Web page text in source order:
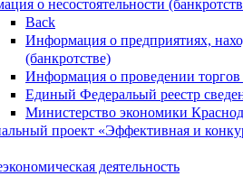
о несостоятельности
Back
Информация о предприятиях,
(банкротстве)
Информация о проведении
Единый Федеральый реестр
Министерство экономики
проект «Эффективная и
деятельность